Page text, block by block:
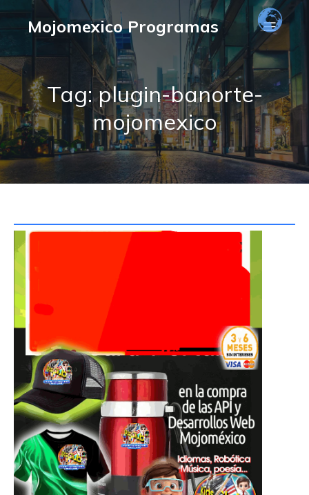
Mojomexico Programas
Tag: plugin-banorte-
mojomexico